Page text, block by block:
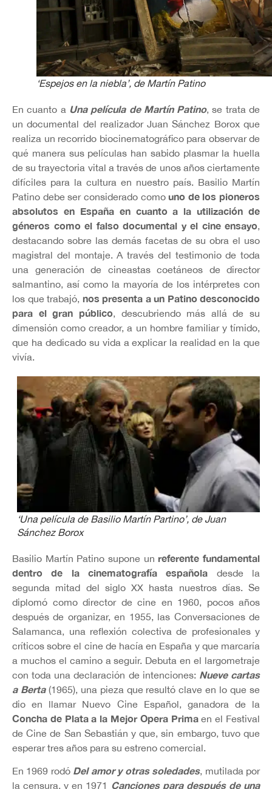
‘Espejos en la niebla’, de Martín Patino
En cuanto a Una película de Martín Patino, se trata de
un documental del realizador Juan Sánchez Borox que
realiza un recorrido biocinematográfico para observar de
qué manera sus películas han sabido plasmar la huella
de su trayectoria vital a través de unos años ciertamente
difíciles para la cultura en nuestro país. Basilio Martín
Patino debe ser considerado como uno de los pioneros
absolutos en España en cuanto a la utilización de
géneros como el falso documental y el cine ensayo,
destacando sobre las demás facetas de su obra el uso
magistral del montaje. A través del testimonio de toda
una generación de cineastas coetáneos de director
salmantino, así como la mayoría de los intérpretes con
los que trabajó, nos presenta a un Patino desconocido
para el gran público, descubriendo más allá de su
dimensión como creador, a un hombre familiar y tímido,
que ha dedicado su vida a explicar la realidad en la que
vivía.
‘Una película de Basilio Martín Partino’, de Juan
Sánchez Borox
Basilio Martín Patino supone un referente fundamental
dentro de la cinematografía española desde la
segunda mitad del siglo XX hasta nuestros días. Se
diplomó como director de cine en 1960, pocos años
después de organizar, en 1955, las Conversaciones de
Salamanca, una reflexión colectiva de profesionales y
críticos sobre el cine de hacía en España y que marcaría
a muchos el camino a seguir. Debuta en el largometraje
con toda una declaración de intenciones: Nueve cartas
a Berta(1965), una pieza que resultó clave en lo que se
dio en llamar Nuevo Cine Español, ganadora de la
Concha de Plata a la Mejor Opera Primaen el Festival
de Cine de San Sebastián y que, sin embargo, tuvo que
esperar tres años para su estreno comercial.
En 1969 rodó Del amor y otras soledades, mutilada por
la censura, y en 1971 Canciones para después de una